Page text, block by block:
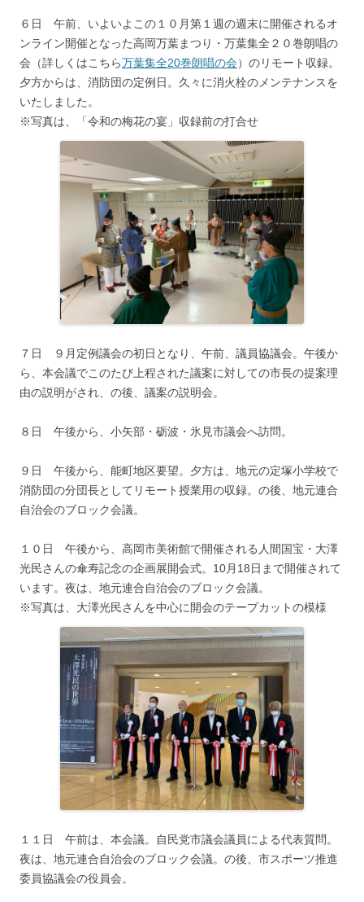
６日 午前、いよいよこの１０月第１週の週末に開催されるオ
ンライン開催となった高岡万葉まつり・万葉集全２０巻朗唱の
会（詳しくはこちら万葉集全20巻朗唱の会）のリモート収録。
夕方からは、消防団の定例日。久々に消火栓のメンテナンスを
いたしました。
※写真は、「令和の梅花の宴」収録前の打合せ
７日 ９月定例議会の初日となり、午前、議員協議会。午後か
ら、本会議でこのたび上程された議案に対しての市長の提案理
由の説明がされ、の後、議案の説明会。
８日 午後から、小矢部・砺波・氷見市議会へ訪問。
９日 午後から、能町地区要望。夕方は、地元の定塚小学校で
消防団の分団長としてリモート授業用の収録。の後、地元連合
自治会のブロック会議。
１０日 午後から、高岡市美術館で開催される人間国宝・大澤
光民さんの傘寿記念の企画展開会式。10月18日まで開催されて
います。夜は、地元連合自治会のブロック会議。
※写真は、大澤光民さんを中心に開会のテープカットの模様
１１日 午前は、本会議。自民党市議会議員による代表質問。
夜は、地元連合自治会のブロック会議。の後、市スポーツ推進
委員協議会の役員会。